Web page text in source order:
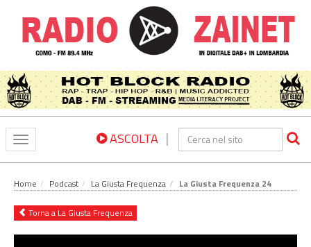
Toggle
navigation
ASCOLTA |
Home Podcast La Giusta Frequenza La Giusta Frequenza 24
Torna a La Giusta Frequenza